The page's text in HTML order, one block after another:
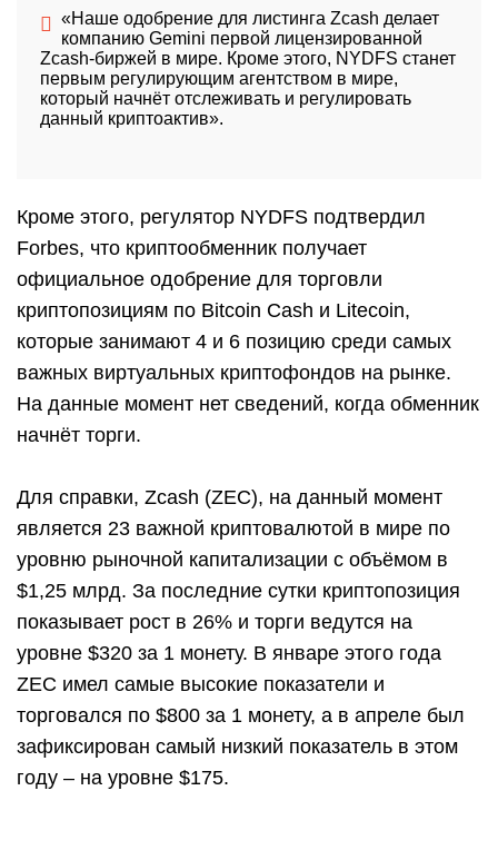
«Наше одобрение для листинга Zcash делает
компанию Gemini первой лицензированной
Zcash-биржей в мире. Кроме этого, NYDFS станет
первым регулирующим агентством в мире,
который начнёт отслеживать и регулировать
данный криптоактив».
Кроме этого, регулятор NYDFS подтвердил
Forbes, что криптообменник получает
официальное одобрение для торговли
криптопозициям по Bitcoin Cash и Litecoin,
которые занимают 4 и 6 позицию среди самых
важных виртуальных криптофондов на рынке.
На данные момент нет сведений, когда обменник
начнёт торги.
Для справки, Zcash (ZEC), на данный момент
является 23 важной криптовалютой в мире по
уровню рыночной капитализации с объёмом в
$1,25 млрд. За последние сутки криптопозиция
показывает рост в 26% и торги ведутся на
уровне $320 за 1 монету. В январе этого года
ZEC имел самые высокие показатели и
торговался по $800 за 1 монету, а в апреле был
зафиксирован самый низкий показатель в этом
году – на уровне $175.